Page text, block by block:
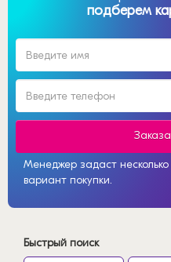
подберем
Менеджер задаст
вариант покупки.
Быстрый поиск